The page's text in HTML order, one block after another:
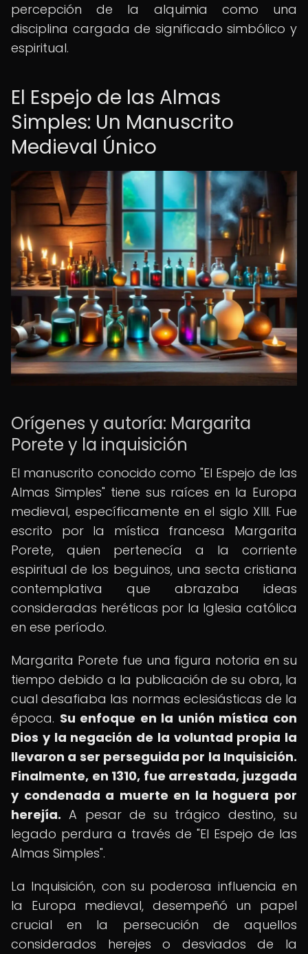
percepción de la alquimia como una
disciplina cargada de significado simbólico y
espiritual.
El Espejo de las Almas
Simples: Un Manuscrito
Medieval Único
Orígenes y autoría: Margarita
Porete y la inquisición
El manuscrito conocido como "El Espejo de las
Almas Simples" tiene sus raíces en la Europa
medieval, específicamente en el siglo XIII. Fue
escrito por la mística francesa Margarita
Porete, quien pertenecía a la corriente
espiritual de los beguinos, una secta cristiana
contemplativa que abrazaba ideas
consideradas heréticas por la Iglesia católica
en ese período.
Margarita Porete fue una figura notoria en su
tiempo debido a la publicación de su obra, la
cual desafiaba las normas eclesiásticas de la
época. Su enfoque en la unión mística con
Dios y la negación de la voluntad propia la
llevaron a ser perseguida por la Inquisición.
Finalmente, en 1310, fue arrestada, juzgada
y condenada a muerte en la hoguera por
herejía. A pesar de su trágico destino, su
legado perdura a través de "El Espejo de las
Almas Simples".
La Inquisición, con su poderosa influencia en
la Europa medieval, desempeñó un papel
crucial en la persecución de aquellos
considerados herejes o desviados de la